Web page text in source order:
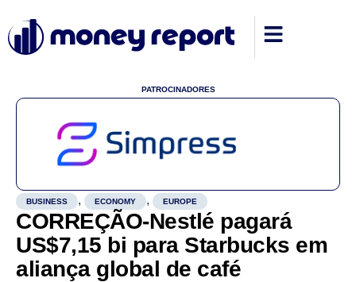
PATROCINADORES
BUSINESS , ECONOMY , EUROPE
CORREÇÃO-Nestlé pagará
US$7,15 bi para Starbucks em
aliança global de café